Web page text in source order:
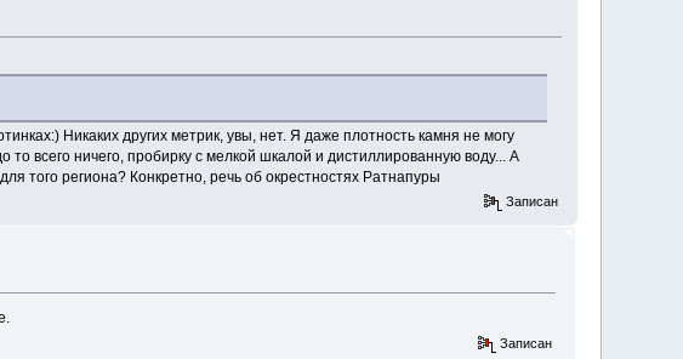
Никаких других метрик, увы, нет. Я даже плотность камня не могу
всего ничего, пробирку с мелкой шкалой и дистиллированную воду... А
того региона? Конкретно, речь об окрестностях Ратнапуры
Записан
Записан